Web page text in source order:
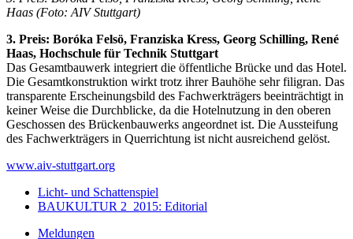
Haas (Foto: AIV Stuttgart)
3. Preis: Boróka Felsö, Franziska Kress, Georg Schilling, René
Haas, Hochschule für Technik Stuttgart
Das Gesamtbauwerk integriert die öffentliche Brücke und das Hotel.
Die Gesamtkonstruktion wirkt trotz ihrer Bauhöhe sehr filigran. Das
transparente Erscheinungsbild des Fachwerkträgers beeinträchtigt in
keiner Weise die Durchblicke, da die Hotelnutzung in den oberen
Geschossen des Brückenbauwerks angeordnet ist. Die Aussteifung
des Fachwerkträgers in Querrichtung ist nicht ausreichend gelöst.
www.aiv-stuttgart.org
Licht- und Schattenspiel
BAUKULTUR 2_2015: Editorial
Meldungen